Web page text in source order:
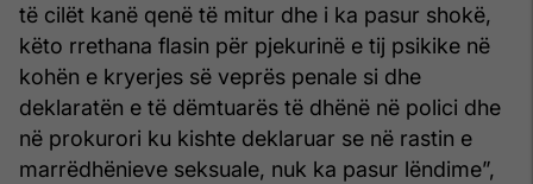
të cilët kanë qenë të mitur dhe i ka pasur shokë,
këto rrethana flasin për pjekurinë e tij psikike në
kohën e kryerjes së veprës penale si dhe
deklaratën e të dëmtuarës të dhënë në polici dhe
në prokurori ku kishte deklaruar se në rastin e
marrëdhënieve seksuale, nuk ka pasur lëndime”,